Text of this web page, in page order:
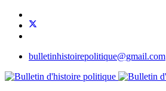
bulletinhistoirepolitique@gmail.com